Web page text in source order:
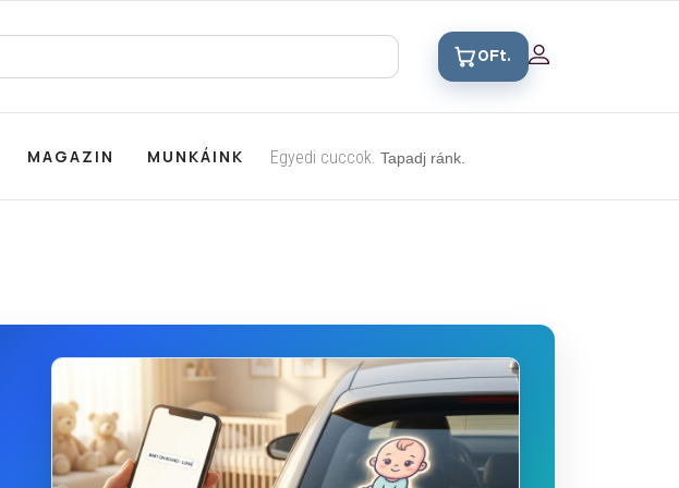
0Ft.
MAGAZIN MUNKÁINK Egyedi cuccok. Tapadj ránk.